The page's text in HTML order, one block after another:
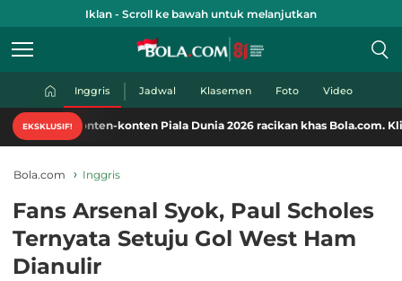
Iklan - Scroll ke bawah untuk melanjutkan
Inggris Jadwal Klasemen Foto Video
EKSKLUSIF!
konten Piala Dunia 2026 racikan khas Bola.com. Klik di sini!
Bola.com Inggris
Fans Arsenal Syok, Paul Scholes
Ternyata Setuju Gol West Ham
Dianulir